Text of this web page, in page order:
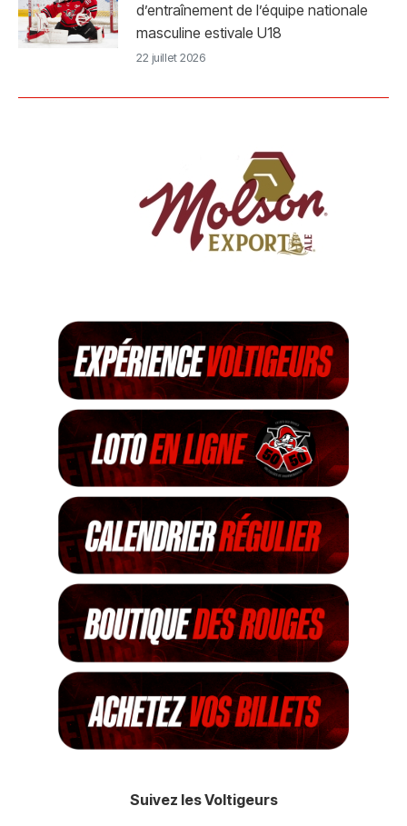
d’entraînement de l’équipe nationale
masculine estivale U18
22 juillet 2026
Suivez les Voltigeurs